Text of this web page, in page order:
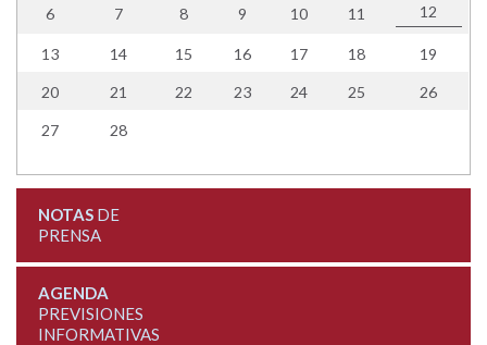
6 7 8 9 10 11 12
13 14 15 16 17 18 19
20 21 22 23 24 25 26
27 28
NOTASDE
PRENSA
AGENDA
PREVISIONES
INFORMATIVAS